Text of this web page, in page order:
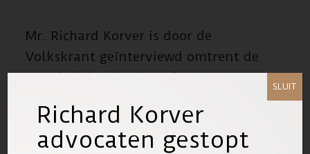
Mr. Richard Korver is door de
Volkskrant geïnterviewd omtrent de
schadeclaims in de zaak Roberts M.. U
op onderstaande link te klikken.
Richard Korver
advocaten gestopt
SLUIT